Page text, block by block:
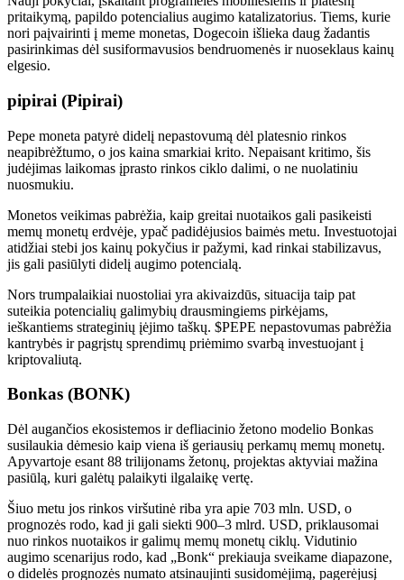
pritaikymą, papildo potencialius augimo katalizatorius. Tiems, kurie
nori paįvairinti į meme monetas, Dogecoin išlieka daug žadantis
pasirinkimas dėl susiformavusios bendruomenės ir nuoseklaus kainų
elgesio.
pipirai (Pipirai)
Pepe moneta patyrė didelį nepastovumą dėl platesnio rinkos
neapibrėžtumo, o jos kaina smarkiai krito. Nepaisant kritimo, šis
judėjimas laikomas įprasto rinkos ciklo dalimi, o ne nuolatiniu
nuosmukiu.
Monetos veikimas pabrėžia, kaip greitai nuotaikos gali pasikeisti
memų monetų erdvėje, ypač padidėjusios baimės metu. Investuotojai
atidžiai stebi jos kainų pokyčius ir pažymi, kad rinkai stabilizavus,
jis gali pasiūlyti didelį augimo potencialą.
Nors trumpalaikiai nuostoliai yra akivaizdūs, situacija taip pat
suteikia potencialių galimybių drausmingiems pirkėjams,
ieškantiems strateginių įėjimo taškų. $PEPE nepastovumas pabrėžia
kantrybės ir pagrįstų sprendimų priėmimo svarbą investuojant į
kriptovaliutą.
Bonkas (BONK)
Dėl augančios ekosistemos ir defliacinio žetono modelio Bonkas
susilaukia dėmesio kaip viena iš geriausių perkamų memų monetų.
Apyvartoje esant 88 trilijonams žetonų, projektas aktyviai mažina
pasiūlą, kuri galėtų palaikyti ilgalaikę vertę.
Šiuo metu jos rinkos viršutinė riba yra apie 703 mln. USD, o
prognozės rodo, kad ji gali siekti 900–3 mlrd. USD, priklausomai
nuo rinkos nuotaikos ir galimų memų monetų ciklų. Vidutinio
augimo scenarijus rodo, kad „Bonk“ prekiauja sveikame diapazone,
o didelės prognozės numato atsinaujinti susidomėjimą, pagerėjusį